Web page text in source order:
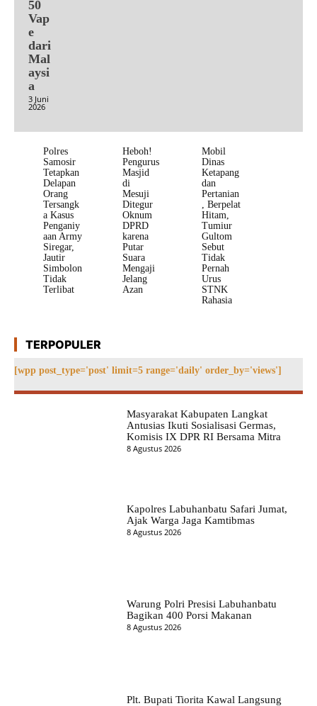
50
Vap
e
dari
Mal
aysi
a
3 Juni
2026
Polres
Samosir
Tetapkan
Delapan
Orang
Tersangk
a Kasus
Penganiy
aan Army
Siregar,
Jautir
Simbolon
Tidak
Terlibat
Heboh!
Pengurus
Masjid
di
Mesuji
Ditegur
Oknum
DPRD
karena
Putar
Suara
Mengaji
Jelang
Azan
Mobil
Dinas
Ketapang
dan
Pertanian
, Berpelat
Hitam,
Tumiur
Gultom
Sebut
Tidak
Pernah
Urus
STNK
Rahasia
TERPOPULER
[wpp post_type='post' limit=5 range='daily' order_by='views']
Masyarakat Kabupaten Langkat
Antusias Ikuti Sosialisasi Germas,
Komisis IX DPR RI Bersama Mitra
8 Agustus 2026
Kapolres Labuhanbatu Safari Jumat,
Ajak Warga Jaga Kamtibmas
8 Agustus 2026
Warung Polri Presisi Labuhanbatu
Bagikan 400 Porsi Makanan
8 Agustus 2026
Plt. Bupati Tiorita Kawal Langsung